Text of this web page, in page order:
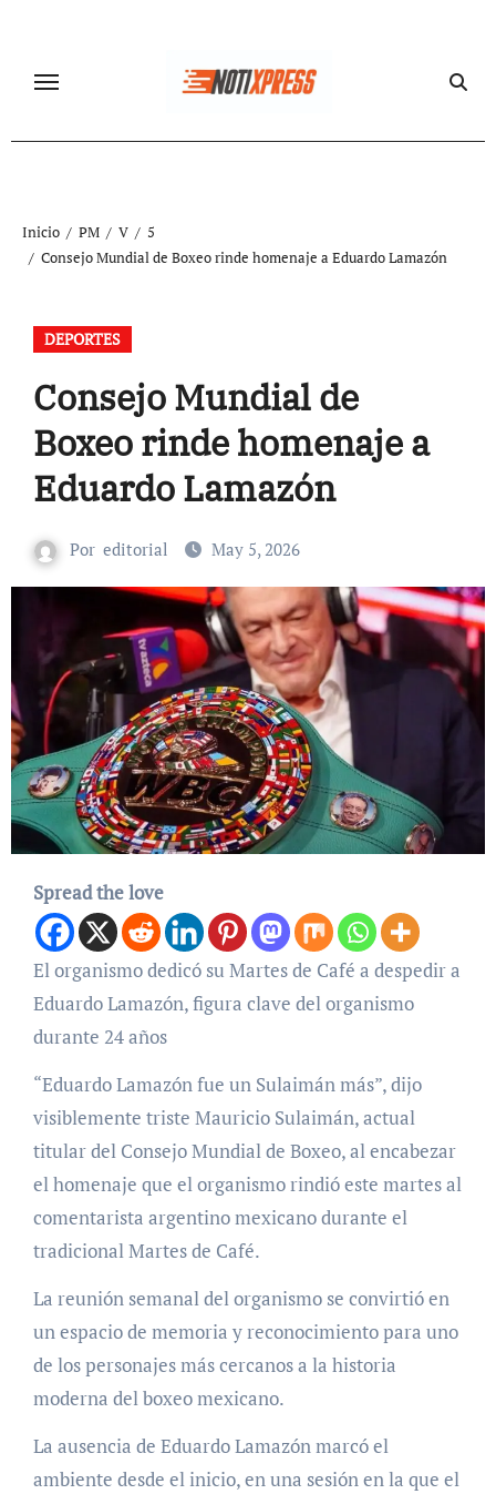
contenido
Inicio PM V
5
Consejo Mundial de Boxeo rinde homenaje a Eduardo Lamazón
DEPORTES
Consejo Mundial de
Boxeo rinde homenaje a
Eduardo Lamazón
Por editorial May 5, 2026
Spread the love
El organismo dedicó su Martes de Café a despedir a
Eduardo Lamazón, figura clave del organismo
durante 24 años
“Eduardo Lamazón fue un Sulaimán más”, dijo
visiblemente triste Mauricio Sulaimán, actual
titular del Consejo Mundial de Boxeo, al encabezar
el homenaje que el organismo rindió este martes al
comentarista argentino mexicano durante el
tradicional Martes de Café.
La reunión semanal del organismo se convirtió en
un espacio de memoria y reconocimiento para uno
de los personajes más cercanos a la historia
moderna del boxeo mexicano.
La ausencia de Eduardo Lamazón marcó el
ambiente desde el inicio, en una sesión en la que el